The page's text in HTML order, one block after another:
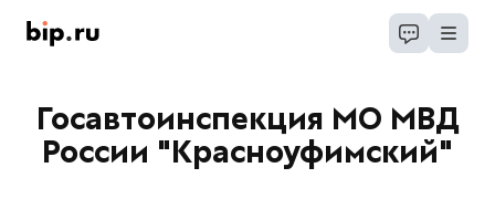
Госавтоинспекция МО МВД
России "Красноуфимский"